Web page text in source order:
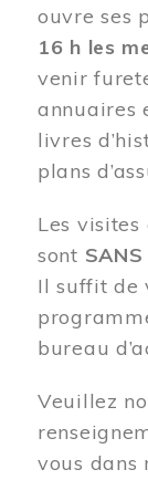
ouvre ses
16 h les
venir
annuaires
livres
plans
Les
sont SANS
Il suffit de
bureau
Veuillez
vous dans